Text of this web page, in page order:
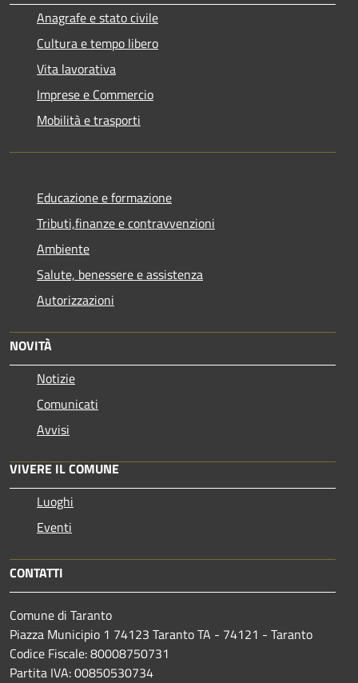
Anagrafe e stato civile
Cultura e tempo libero
Vita lavorativa
Imprese e Commercio
Mobilità e trasporti
Educazione e formazione
Tributi,finanze e contravvenzioni
Ambiente
Salute, benessere e assistenza
Autorizzazioni
NOVITÀ
Notizie
Comunicati
Avvisi
VIVERE IL COMUNE
Luoghi
Eventi
CONTATTI
Comune di Taranto
Piazza Municipio 1 74123 Taranto TA - 74121 - Taranto
Codice Fiscale: 80008750731
Partita IVA: 00850530734